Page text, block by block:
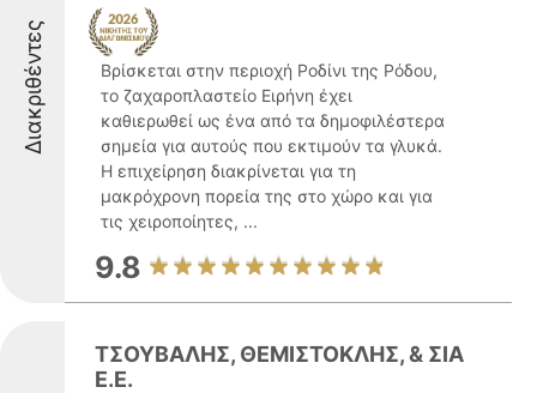
Διακριθέντες
Βρίσκεται στην περιοχή Ροδίνι της Ρόδου,
το ζαχαροπλαστείο Ειρήνη έχει
καθιερωθεί ως ένα από τα δημοφιλέστερα
σημεία για αυτούς που εκτιμούν τα γλυκά.
Η επιχείρηση διακρίνεται για τη
μακρόχρονη πορεία της στο χώρο και για
τις χειροποίητες, ...
9.8
ΤΣΟΥΒΑΛΗΣ, ΘΕΜΙΣΤΟΚΛΗΣ, & ΣΙΑ
Ε.Ε.